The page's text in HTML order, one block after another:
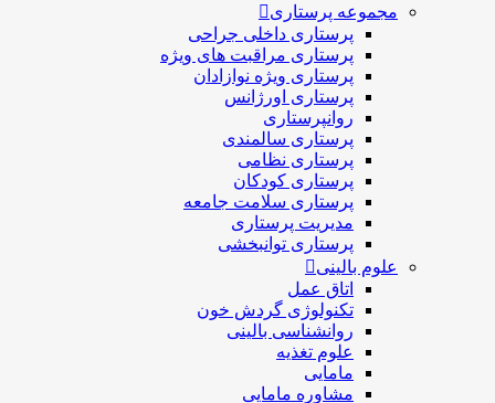
مجموعه پرستاری
پرستاری داخلی جراحی
پرستاری مراقبت های ويژه
پرستاری ويژه نوازادان
پرستاری اورژانس
روانپرستاری
پرستاری سالمندی
پرستاری نظامی
پرستاری کودکان
پرستاری سلامت جامعه
مدیریت پرستاری
پرستاری توانبخشی
علوم بالینی
اتاق عمل
تکنولوژی گردش خون
روانشناسی بالینی
علوم تغذیه
مامایی
مشاوره مامایی